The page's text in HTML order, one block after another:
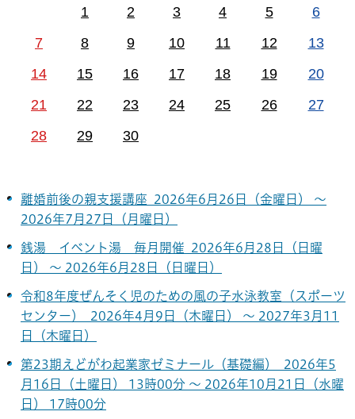
1 2 3 4 5
6
7
8 9 10 11 12
13
14
15 16 17 18 19
20
21
22 23 24 25 26
27
28
29 30
離婚前後の親支援講座 2026年6月26日（金曜日） ～
2026年7月27日（月曜日）
銭湯 イベント湯 毎月開催 2026年6月28日（日曜
日） ～ 2026年6月28日（日曜日）
令和8年度ぜんそく児のための風の子水泳教室（スポーツ
センター） 2026年4月9日（木曜日） ～ 2027年3月11
日（木曜日）
第23期えどがわ起業家ゼミナール（基礎編） 2026年5
月16日（土曜日） 13時00分 ～ 2026年10月21日（水曜
日） 17時00分